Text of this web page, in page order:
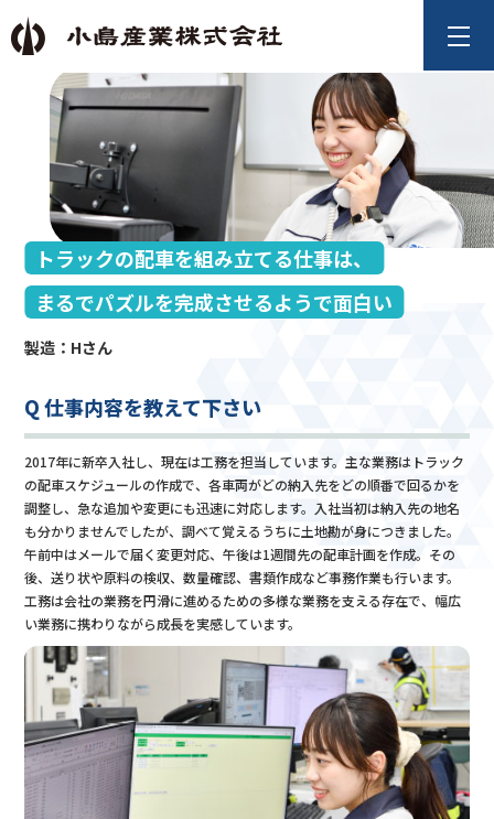
トラックの配車を組み立てる仕事は、
まるでパズルを完成させるようで面白い
製造：Hさん
Q 仕事内容を教えて下さい
2017年に新卒入社し、現在は工務を担当しています。主な業務はトラック
の配車スケジュールの作成で、各車両がどの納入先をどの順番で回るかを
調整し、急な追加や変更にも迅速に対応します。入社当初は納入先の地名
も分かりませんでしたが、調べて覚えるうちに土地勘が身につきました。
午前中はメールで届く変更対応、午後は1週間先の配車計画を作成。その
後、送り状や原料の検収、数量確認、書類作成など事務作業も行います。
工務は会社の業務を円滑に進めるための多様な業務を支える存在で、幅広
い業務に携わりながら成長を実感しています。